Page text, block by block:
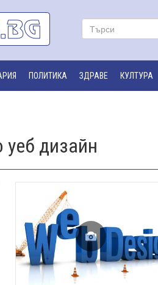
ПОЛИТИКА ЗДРАВЕ КУЛТУРА
уеб дизайн